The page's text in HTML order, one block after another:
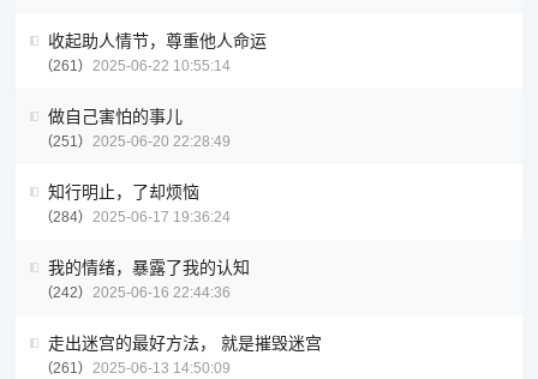
收起助人情节，尊重他人命运
261 2025-06-22 10:55:14
做自己害怕的事儿
251 2025-06-20 22:28:49
知行明止，了却烦恼
284 2025-06-17 19:36:24
我的情绪，暴露了我的认知
242 2025-06-16 22:44:36
走出迷宫的最好方法， 就是摧毁迷宫
261 2025-06-13 14:50:09